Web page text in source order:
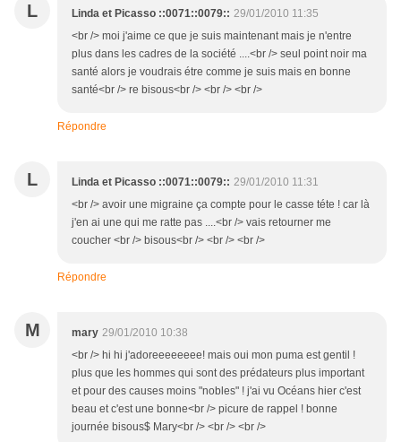
L Linda et Picasso ::0071::0079:: 29/01/2010 11:35
<br /> moi j'aime ce que je suis maintenant mais je n'entre
plus dans les cadres de la société ....<br /> seul point noir ma
santé alors je voudrais étre comme je suis mais en bonne
santé<br /> re bisous<br /> <br /> <br />
Répondre
L Linda et Picasso ::0071::0079:: 29/01/2010 11:31
<br /> avoir une migraine ça compte pour le casse téte ! car là
j'en ai une qui me ratte pas ....<br /> vais retourner me
coucher <br /> bisous<br /> <br /> <br />
Répondre
M mary 29/01/2010 10:38
<br /> hi hi j'adoreeeeeeee! mais oui mon puma est gentil !
plus que les hommes qui sont des prédateurs plus important
et pour des causes moins "nobles" ! j'ai vu Océans hier c'est
beau et c'est une bonne<br /> picure de rappel ! bonne
journée bisous$ Mary<br /> <br /> <br />